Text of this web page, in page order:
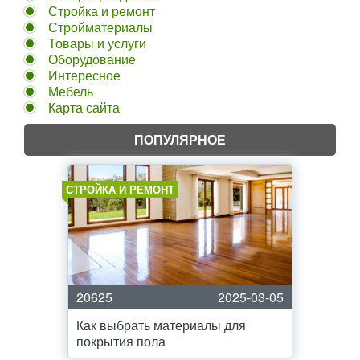
Стройка и ремонт
Стройматериалы
Товары и услуги
Оборудование
Интересное
Мебель
Карта сайта
ПОПУЛЯРНОЕ
СТРОЙКА И РЕМОНТ
20625
2025-03-05
Как выбрать материалы для
покрытия пола